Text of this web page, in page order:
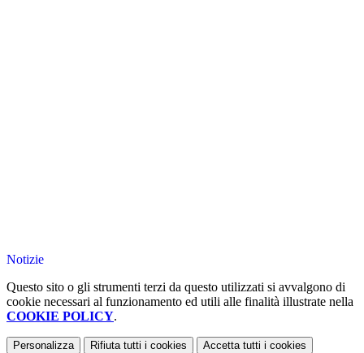
Notizie
Questo sito o gli strumenti terzi da questo utilizzati si avvalgono di
cookie necessari al funzionamento ed utili alle finalità illustrate nella
COOKIE POLICY.
Personalizza Rifiuta tutti i cookies Accetta tutti i cookies